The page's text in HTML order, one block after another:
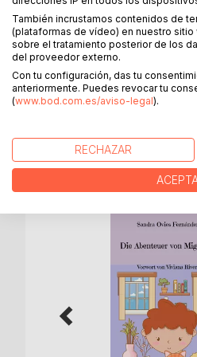
¿Crees en el amor a
a alguien y has
que estuviera, y
El destino a veces
emociones,
MÁS
También incrustamos contenidos de
(plataformas de vídeo) en nuestro
sobre el tratamiento posterior de los
del proveedor externo.
Con tu configuración, das tu
anteriormente. Puedes revocar tu
(www.bod.com.es/aviso-legal).
RECHAZAR